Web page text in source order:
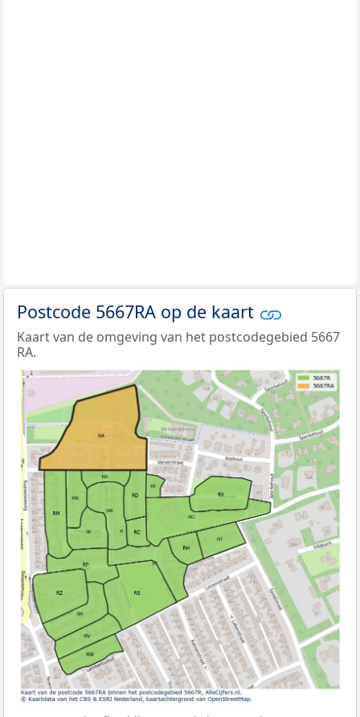
Postcode 5667RA op de kaart
Kaart van de omgeving van het postcodegebied 5667
RA.